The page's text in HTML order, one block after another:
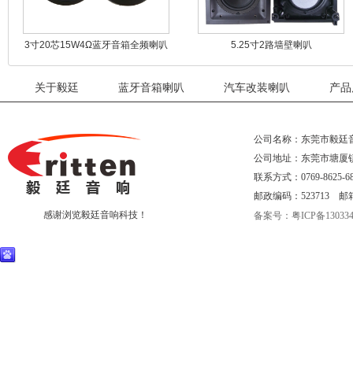
3寸20芯15W4Ω蓝牙音箱全频喇叭 5.25寸2路墙壁喇叭
关于毅廷 蓝牙音箱喇叭 汽车改装喇叭 产
感谢浏览毅廷音响科技！
公司名称：东莞市毅廷
公司地址：东莞市塘厦
联系方式：0769-8625-
邮政编码：523713 邮
备案号：粤ICP备